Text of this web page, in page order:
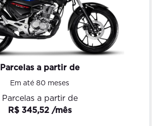
Parcelas a partir de
Em até 80 meses
Parcelas a partir de
R$ 345,52 /mês